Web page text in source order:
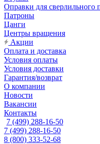
Оправки для сверлильного
Патроны
Цанги
Центры вращения
Акции
Оплата и доставка
Условия оплаты
Условия доставки
Гарантия/возврат
О компании
Новости
Вакансии
Контакты
7 (499) 288-16-50
7 (499) 288-16-50
8 (800) 333-52-68